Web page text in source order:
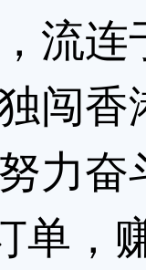
流
闯
力
单，